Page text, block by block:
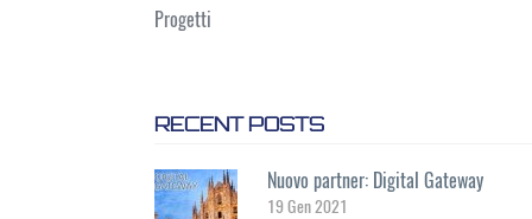
Progetti
RECENT POSTS
Nuovo partner: Digital Gateway
19 Gen 2021